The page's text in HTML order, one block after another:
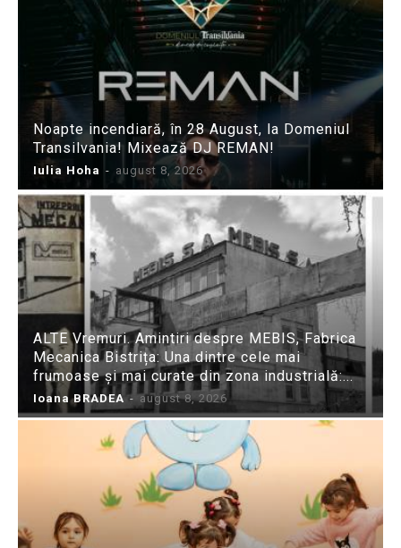
Noapte incendiară, în 28 August, la Domeniul
Transilvania! Mixează DJ REMAN!
Iulia Hoha - august 8, 2026
ALTE Vremuri. Amintiri despre MEBIS, Fabrica
Mecanica Bistrița: Una dintre cele mai
frumoase și mai curate din zona industrială:...
Ioana BRADEA - august 8, 2026